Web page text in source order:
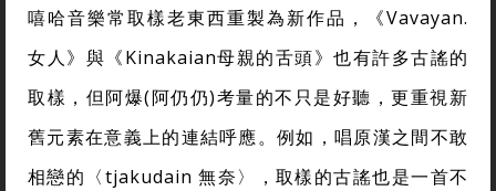
嘻哈音樂常取樣老東西重製為新作品，《Vavayan.
女人》與《Kinakaian母親的舌頭》也有許多古謠的
取樣，但阿爆(阿仍仍)考量的不只是好聽，更重視新
舊元素在意義上的連結呼應。例如，唱原漢之間不敢
相戀的〈tjakudain 無奈〉，取樣的古謠也是一首不